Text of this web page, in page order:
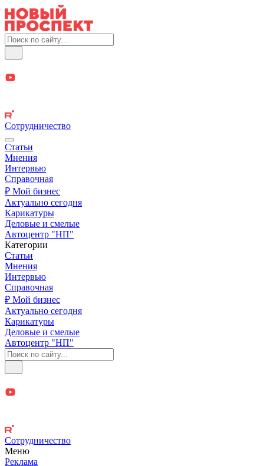
Сотрудничество
Статьи
Мнения
Интервью
Справочная
₽ Мой бизнес
Актуально сегодня
Карикатуры
Деловые и смелые
Автоцентр "НП"
Категории
Статьи
Мнения
Интервью
Справочная
₽ Мой бизнес
Актуально сегодня
Карикатуры
Деловые и смелые
Автоцентр "НП"
Сотрудничество
Меню
Реклама